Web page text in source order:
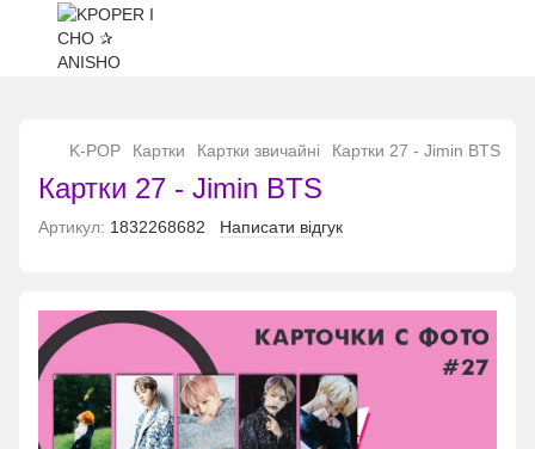
K-POP Картки Картки звичайні Картки 27 - Jimin BTS
Картки 27 - Jimin BTS
Артикул: 1832268682 Написати відгук